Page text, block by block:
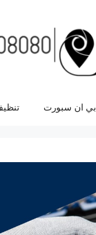
بي ان سبورت